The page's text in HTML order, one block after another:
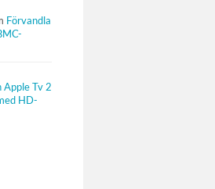
Förvandla
Apple Tv 2
HD-